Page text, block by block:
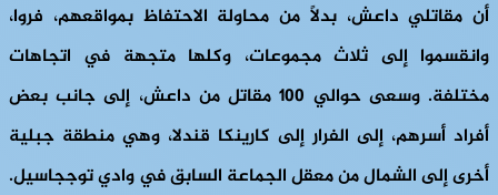
أن مقاتلي داعش، بدلاً من محاولة الاحتفاظ بمواقعهم، فروا،
وانقسموا إلى ثلاث مجموعات، وكلها متجهة في اتجاهات
مختلفة. وسعى حوالي 100 مقاتل من داعش، إلى جانب بعض
أفراد أسرهم، إلى الفرار إلى كارينكا قندلا، وهي منطقة جبلية
أخرى إلى الشمال من معقل الجماعة السابق في وادي توججاسيل.